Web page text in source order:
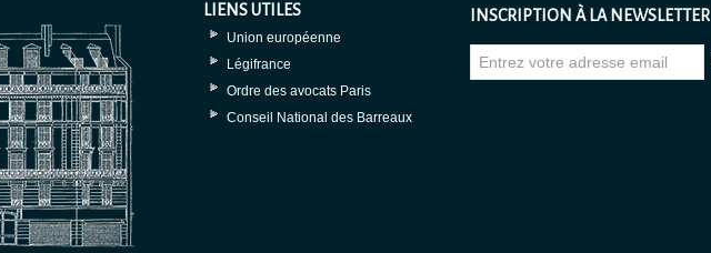
LIENS UTILES
Union européenne
Légifrance
Ordre des avocats Paris
Conseil National des Barreaux
INSCRIPTION À LA NEWSLETTER